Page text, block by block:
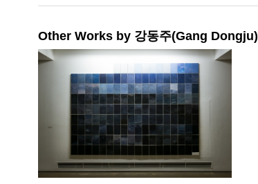
Other Works by 강동주(Gang Dongju)